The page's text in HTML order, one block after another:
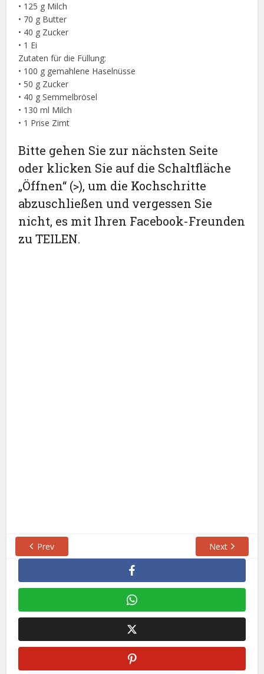
• 125 g Milch
• 70 g Butter
• 40 g Zucker
• 1 Ei
Zutaten für die Füllung:
• 100 g gemahlene Haselnüsse
• 50 g Zucker
• 40 g Semmelbrösel
• 130 ml Milch
• 1 Prise Zimt
Bitte gehen Sie zur nächsten Seite
oder klicken Sie auf die Schaltfläche
„Öffnen“ (>), um die Kochschritte
abzuschließen und vergessen Sie
nicht, es mit Ihren Facebook-Freunden
zu TEILEN.
Prev Next